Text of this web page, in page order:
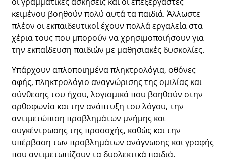
κειμένου βοηθούν πολύ αυτά τα παιδιά. Άλλωστε
πλέον οι εκπαιδευτικοί έχουν πολλά εργαλεία στα
χέρια τους που μπορούν να χρησιμοποιήσουν για
την εκπαίδευση παιδιών με μαθησιακές δυσκολίες.
Υπάρχουν απλοποιημένα πληκτρολόγια, οθόνες
αφής, πληκτρολόγιο αναγνώρισης της ομιλίας και
σύνθεσης του ήχου, λογισμικά που βοηθούν στην
ορθοφωνία και την ανάπτυξη του λόγου, την
αντιμετώπιση προβλημάτων μνήμης και
συγκέντρωσης της προσοχής, καθώς και την
υπέρβαση των προβλημάτων ανάγνωσης και γραφής
που αντιμετωπίζουν τα δυσλεκτικά παιδιά.